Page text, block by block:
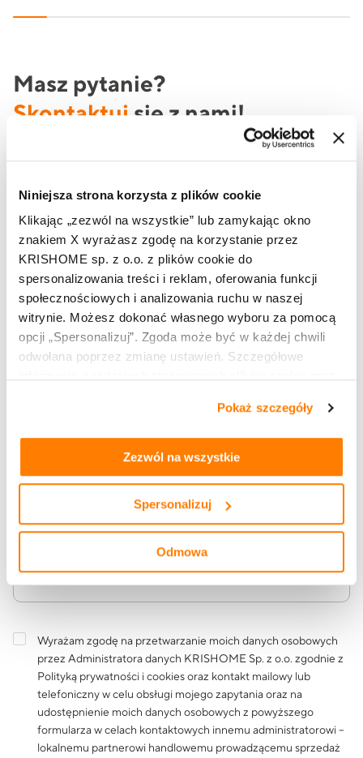
Niniejsza strona korzysta z plików cookie
Klikając „zezwól na wszystkie” lub zamykając okno
znakiem X wyrażasz zgodę na korzystanie przez
KRISHOME sp. z o.o. z plików cookie do
spersonalizowania treści i reklam, oferowania funkcji
społecznościowych i analizowania ruchu w naszej
witrynie. Możesz dokonać własnego wyboru za pomocą
opcji „Spersonalizuj”. Zgoda może być w każdej chwili
odwołana poprzez zmianę ustawień. Szczegółowe
tym, jak korzystasz z naszej witryny, znajdziesz w
prywatności i cookies.
Pokaż szczegóły
Zezwól na wszystkie
Spersonalizuj
Odmowa
Masz pytanie?
Skontaktuj się z nami!
skorzystaj z formularza lub zadzwoń do nas już teraz.
Imię i nazwisko
Telefon
Treść wiadomości
Wyrażam zgodę na przetwarzanie moich danych osobowych
przez Administratora danych KRISHOME Sp. z o.o. zgodnie z
Polityką prywatności i cookiesoraz kontakt mailowy lub
telefoniczny w celu obsługi mojego zapytania oraz na
udostępnienie moich danych osobowych z powyższego
formularza w celach kontaktowych innemu administratorowi –
lokalnemu partnerowi handlowemu prowadzącemu sprzedaż